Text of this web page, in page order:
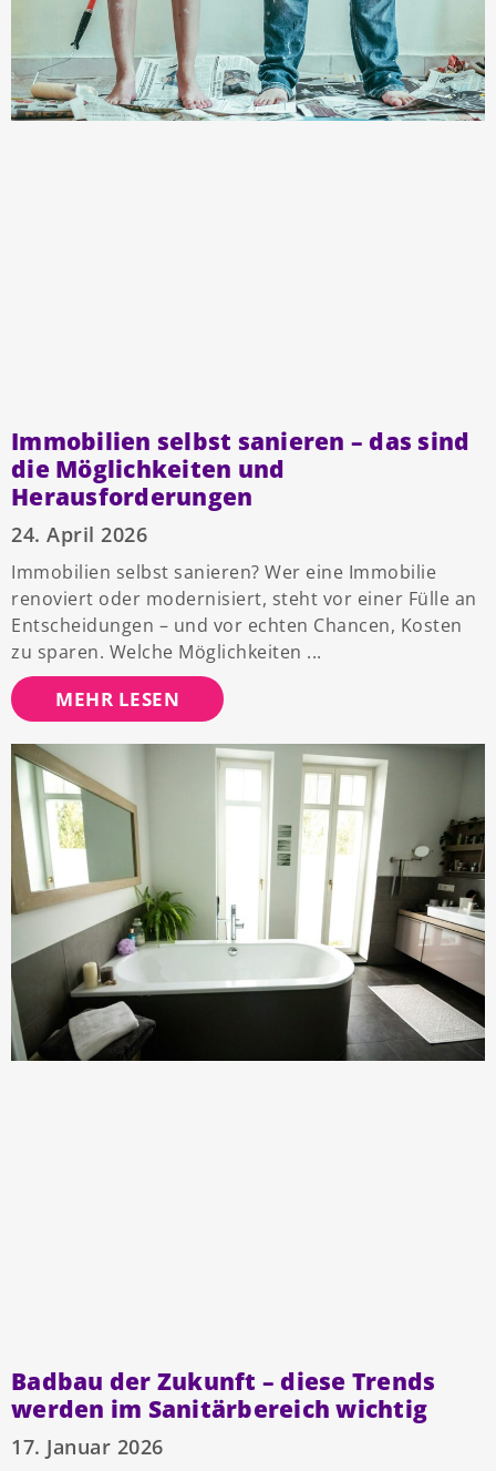
Immobilien selbst sanieren – das sind
die Möglichkeiten und
Herausforderungen
24. April 2026
Immobilien selbst sanieren? Wer eine Immobilie
renoviert oder modernisiert, steht vor einer Fülle an
Entscheidungen – und vor echten Chancen, Kosten
zu sparen. Welche Möglichkeiten
MEHR LESEN
Badbau der Zukunft – diese Trends
werden im Sanitärbereich wichtig
17. Januar 2026